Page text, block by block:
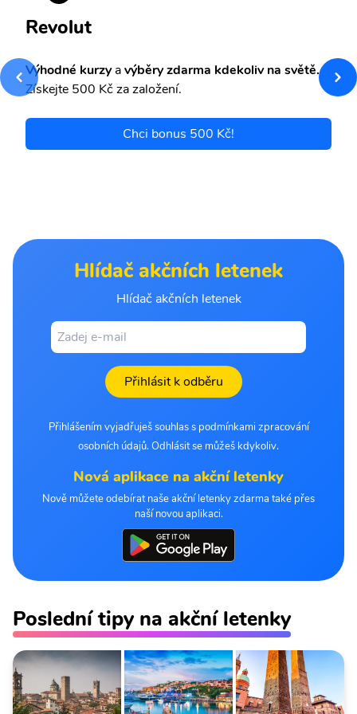
Revolut
Výhodné kurzyavýběry zdarma kdekoliv na světě.
Získejte 500 Kč za založení.
Chci bonus 500 Kč!
Hlídač akčních letenek
Hlídač akčních letenek
Přihlásit k odběru
Přihlášením vyjadřuješ souhlas s podmínkami zpracování
osobních údajů. Odhlásit se můžeš kdykoliv.
Nová aplikace na akční letenky
Nově můžete odebírat naše akční letenky zdarma také přes
naší novou aplikaci.
Poslední tipy na akční letenky